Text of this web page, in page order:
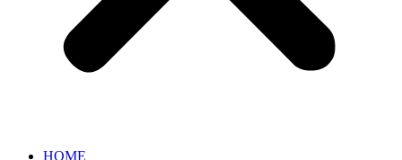
HOME